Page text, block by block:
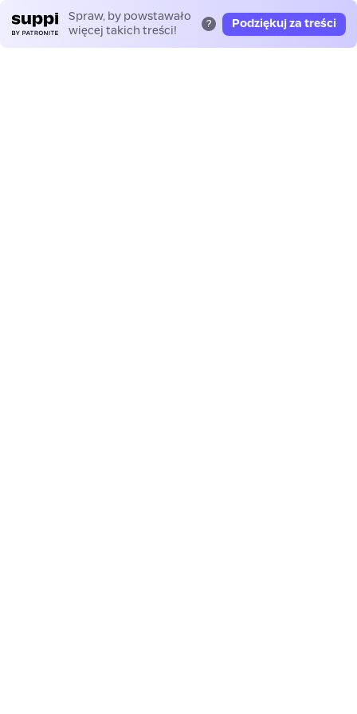
Spraw, by powstawało
więcej takich treści!
? Podziękuj za treści